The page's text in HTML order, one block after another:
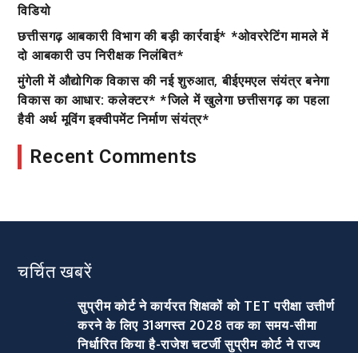
विडियो
छत्तीसगढ़ आबकारी विभाग की बड़ी कार्रवाई* *ओवररेटिंग मामले में
दो आबकारी उप निरीक्षक निलंबित*
मुंगेली में औद्योगिक विकास की नई शुरुआत, बीईएमएल संयंत्र बनेगा
विकास का आधार: कलेक्टर* *जिले में खुलेगा छत्तीसगढ़ का पहला
हैवी अर्थ मूविंग इक्वीपमेंट निर्माण संयंत्र*
Recent Comments
चर्चित खबरें
सुप्रीम कोर्ट ने कार्यरत शिक्षकों को TET परीक्षा उत्तीर्ण
करने के लिए 31अगस्त 2028 तक का समय-सीमा
निर्धारित किया है-राजेश चटर्जी सुप्रीम कोर्ट ने राज्य